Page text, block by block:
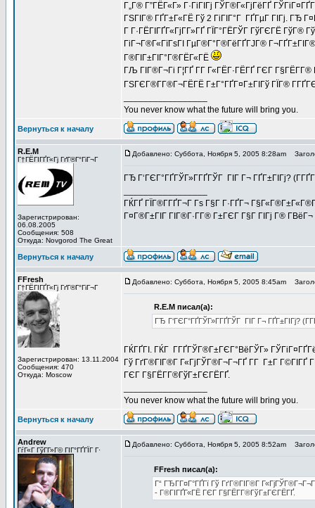
Г„Г® Г”ГЁГ«Г» Г·ГіГІГј ГЎГ®Г«ГјГёГҐ
ГЅГІГ® ГҐГ±Г«ГЁ Гў 2 ГіГІГ°Г ГҐГµГ ГІГј. ГЂ
Г Г·ГЁГІГҐГ«ГјГ­Г»ГҐ ГЇГ°ГЁГЎГ ГўГЄГЁ ГўГ®
ГіГ¬Г®Г«ГїГѕГІ ГµГ®Г°Г®ГёГҐГЈГ®
Г®ГІГ±ГІГ°Г®ГЁГ«ГЁ
ГЉ ГІГ®Г¬Гі Г¦ГҐ Г­Г Г«ГЁГ·ГЁГҐ ГЄГ Г§ГЁГ­Г®
ГЅГЄГ®Г­Г®Г¬ГЁГЁ Г±Г°ГҐГ¤Г±ГІГў ГЇГ®
You never know what the future will bring you.
Вернуться к началу
R.E.M
Г†ГЁГІГҐГ«Гј ГґГ®Г°ГіГ¬Г
Зарегистрирован:
06.08.2005
Сообщения: 508
Откуда: Novgorod The Great
Добавлено: Суббота, Ноября 5, 2005 8:28am
ГЂ Г‘ГЄГ°ГҐГЎГ»Г­ГҐГЎГ ГІГ Г¬ ГҐГ±ГІГј?
ГЌГҐ ГЇГ®Г­ГҐГ¬Г Гѕ Г§Г Г·ГҐГ¬
Г¤Г®Г±ГІГ ГІГ®Г·Г­Г® Г±ГЄГ Г§Г ГІГј Г® Г­ВёГ¬
Вернуться к началу
FFresh
Г†ГЁГІГҐГ«Гј ГґГ®Г°ГіГ¬Г
Зарегистрирован: 13.11.2004
Сообщения: 470
Откуда: Moscow
Добавлено: Суббота, Ноября 5, 2005 8:45am
R.E.M писал(а):
ГЂ Г‘ГЄГ°ГҐГЎГ»Г­ГҐГЎГ ГІГ Г¬ ГҐГ±ГІГј?
ГЌГҐГІ. ГЌГ Г­ГҐГЎГ®Г±ГЄГ°ВёГЎГ»
Гў ГґГ®ГІГ®Г Г«ГјГЎГ®Г¬Г¬ГҐ Г­Г Г±Г Г©ГІГҐ
ГЄГ Г§ГЁГ­Г®ГўГ±ГЄГЁГҐ.
You never know what the future will bring you.
Вернуться к началу
Andrew
ГѓГ«Г ГўГ­Г»Г© ГІГ°ГҐГЇГ Г·
Добавлено: Суббота, Ноября 5, 2005 8:52am
FFresh писал(а):
Г“ ГЂГ­Г¤Г°ГҐГї Гў ГґГ®ГІГ®Г
- Г®ГІГҐГ«ГЁ ГЄГ Г§ГЁГ­Г®ГўГ±ГЄГЁГҐ.